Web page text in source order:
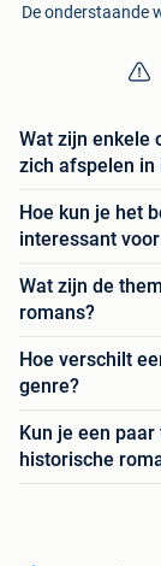
De onderstaande
Wat zijn enkele
zich afspelen in
Hoe kun je het
interessant
Wat zijn de
romans?
Hoe verschilt
genre?
Kun je een
historische